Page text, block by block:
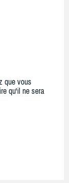
que vous
qu'il ne sera